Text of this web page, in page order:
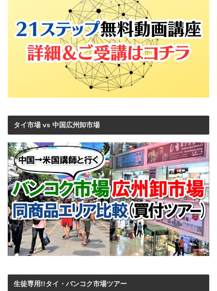
タイ市場 vs 中国広州卸市場
生徒専用!!タイ・バンコク市場ツアー